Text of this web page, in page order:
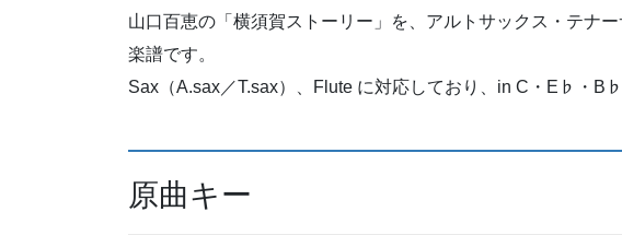
山口百恵の「横須賀ストーリー」を、アルトサックス・テナ
楽譜です。
Sax（A.sax／T.sax）、Flute に対応しており、in C・E♭・B♭
原曲キー